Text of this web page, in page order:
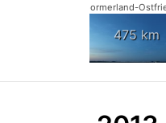
Moormerland-
475 km